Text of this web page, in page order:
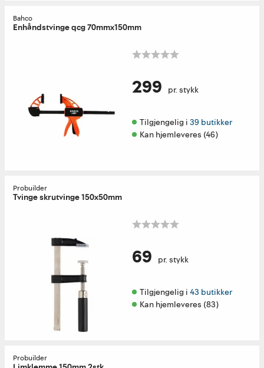
Bahco
Enhåndstvinge qcg 70mmx150mm
299 pr. stykk
Tilgjengelig i 39 butikker
Kan hjemleveres (46)
Probuilder
Tvinge skrutvinge 150x50mm
69 pr. stykk
Tilgjengelig i 43 butikker
Kan hjemleveres (83)
Probuilder